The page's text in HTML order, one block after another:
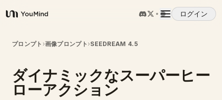
YouMind
ログイン
概要
ユースケース
プロンプト ›画像プロンプト ›SEEDREAM 4.5
ダイナミックなスーパーヒー
ローアクション